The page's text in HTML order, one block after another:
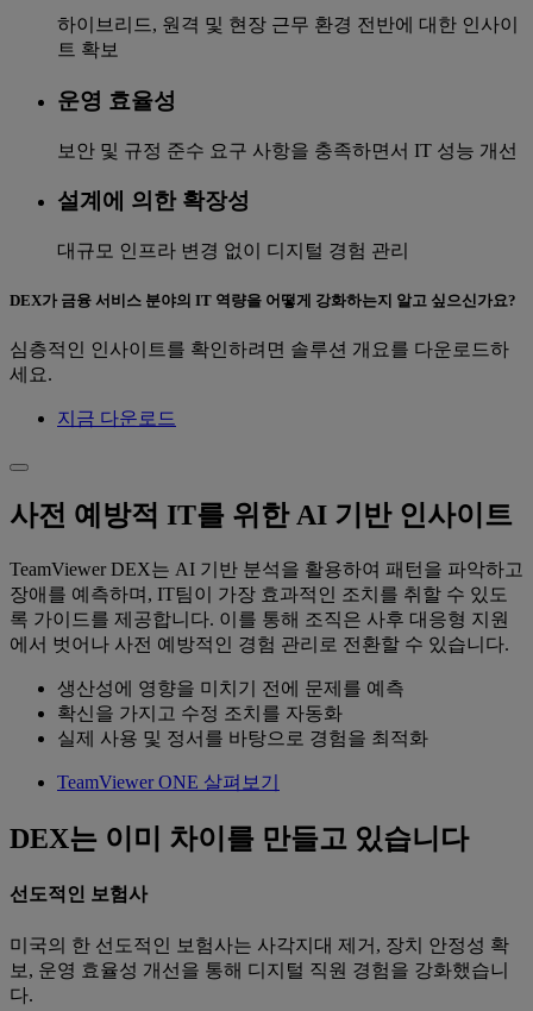
하이브리드, 원격 및 현장 근무 환경 전반에 대한 인사이
트 확보
운영 효율성
보안 및 규정 준수 요구 사항을 충족하면서 IT 성능 개선
설계에 의한 확장성
대규모 인프라 변경 없이 디지털 경험 관리
DEX가 금융 서비스 분야의 IT 역량을 어떻게 강화하는지 알고 싶으신가요?
심층적인 인사이트를 확인하려면 솔루션 개요를 다운로드하
세요.
지금 다운로드
사전 예방적 IT를 위한 AI 기반 인사이트
TeamViewer DEX는 AI 기반 분석을 활용하여 패턴을 파악하고
장애를 예측하며, IT팀이 가장 효과적인 조치를 취할 수 있도
록 가이드를 제공합니다. 이를 통해 조직은 사후 대응형 지원
에서 벗어나 사전 예방적인 경험 관리로 전환할 수 있습니다.
생산성에 영향을 미치기 전에 문제를 예측
확신을 가지고 수정 조치를 자동화
실제 사용 및 정서를 바탕으로 경험을 최적화
TeamViewer ONE 살펴보기
DEX는 이미 차이를 만들고 있습니다
선도적인 보험사
미국의 한 선도적인 보험사는 사각지대 제거, 장치 안정성 확
보, 운영 효율성 개선을 통해 디지털 직원 경험을 강화했습니
다.